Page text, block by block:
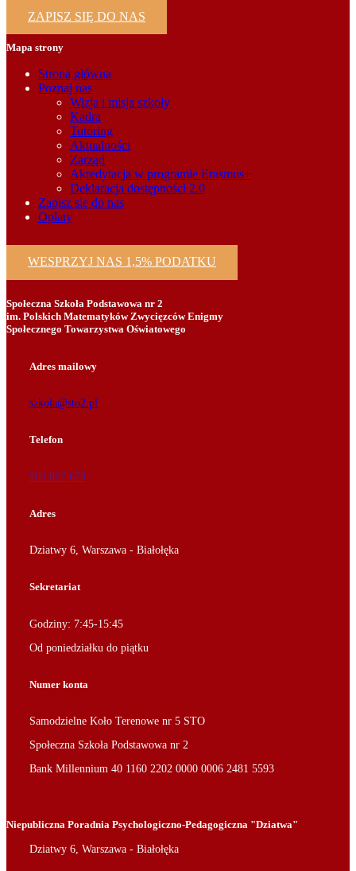
ZAPISZ SIĘ DO NAS
Mapa strony
Strona główna
Poznaj nas
Wizja i misja szkoły
Kadra
Tutoring
Aktualności
Zarząd
Akredytacja w programie Erasmus+
Deklaracja dostępności 2.0
Zapisz się do nas
Opłaty
WESPRZYJ NAS 1,5% PODATKU
Społeczna Szkoła Podstawowa nr 2
im. Polskich Matematyków Zwycięzców Enigmy
Społecznego Towarzystwa Oświatowego
Adres mailowy
szkola@sto2.pl
Telefon
500 897 679
Adres
Dziatwy 6, Warszawa - Białołęka
Sekretariat
Godziny: 7:45-15:45
Od poniedziałku do piątku
Numer konta
Samodzielne Koło Terenowe nr 5 STO
Społeczna Szkoła Podstawowa nr 2
Bank Millennium 40 1160 2202 0000 0006 2481 5593
Niepubliczna Poradnia Psychologiczno-Pedagogiczna "Dziatwa"
Dziatwy 6, Warszawa - Białołęka